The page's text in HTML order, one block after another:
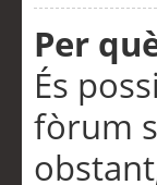
Per
És
fòrum